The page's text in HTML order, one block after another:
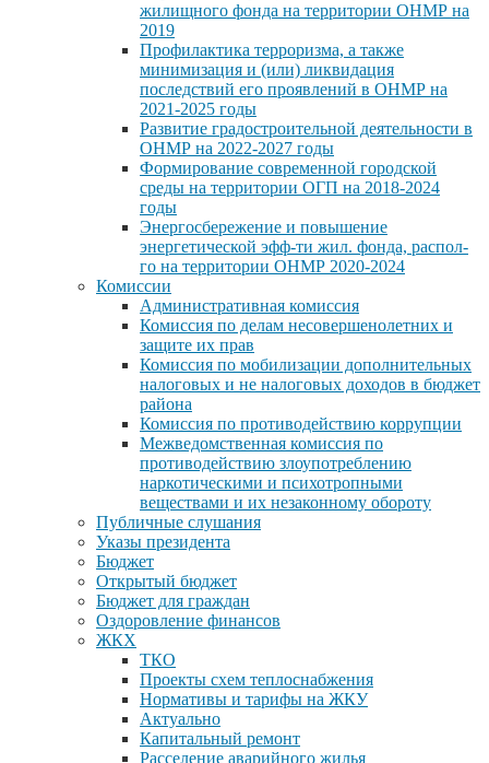
жилищного фонда на территории ОНМР на
2019
Профилактика терроризма, а также
минимизация и (или) ликвидация
последствий его проявлений в ОНМР на
2021-2025 годы
Развитие градостроительной деятельности в
ОНМР на 2022-2027 годы
Формирование современной городской
среды на территории ОГП на 2018-2024
годы
Энергосбережение и повышение
энергетической эфф-ти жил. фонда, распол-
го на территории ОНМР 2020-2024
Комиссии
Административная комиссия
Комиссия по делам несовершенолетних и
защите их прав
Комиссия по мобилизации дополнительных
налоговых и не налоговых доходов в бюджет
района
Комиссия по противодействию коррупции
Межведомственная комиссия по
противодействию злоупотреблению
наркотическими и психотропными
веществами и их незаконному обороту
Публичные слушания
Указы президента
Бюджет
Открытый бюджет
Бюджет для граждан
Оздоровление финансов
ЖКХ
ТКО
Проекты схем теплоснабжения
Нормативы и тарифы на ЖКУ
Актуально
Капитальный ремонт
Расселение аварийного жилья